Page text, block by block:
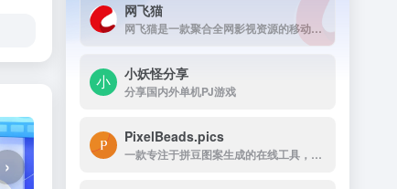
›
网飞猫
网飞猫是一款聚合全网影视资源的移动端播放应用，主打免费、高画...
小妖怪分享
分享国内外单机PJ游戏
PixelBeads.pics
一款专注于拼豆图案生成的在线工具，用户只需上传任意照片或图片，即可一键将其像素化为可打印的拼豆图稿。